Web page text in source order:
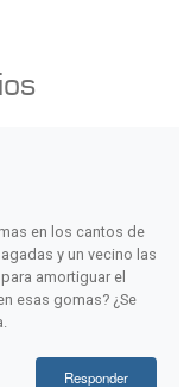
y paguen
en los cantos de
y un vecino las
amortiguar el
esas gomas? ¿Se
Responder